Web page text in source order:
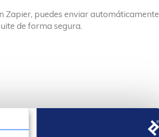
Zapier, puedes enviar automáticamente
de forma segura.